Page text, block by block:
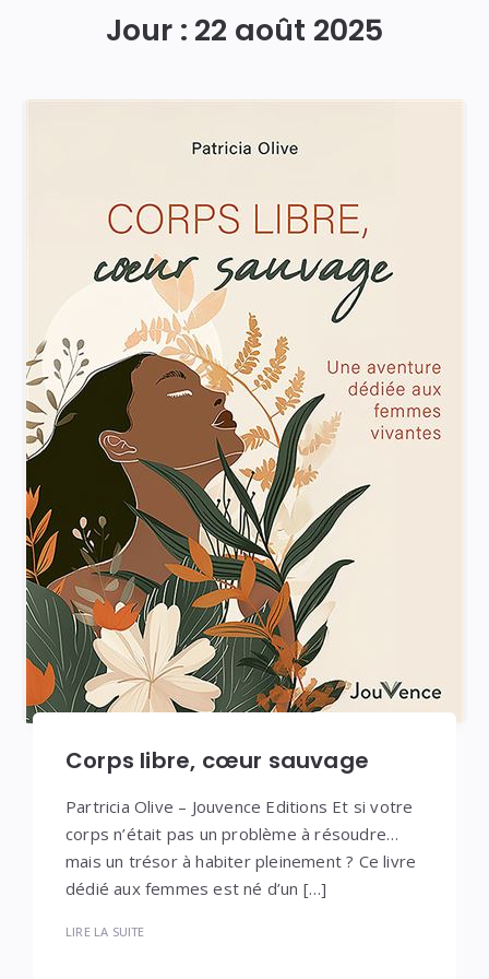
Jour : 22 août 2025
Corps libre, cœur sauvage
Partricia Olive – Jouvence Editions Et si votre
corps n’était pas un problème à résoudre…
mais un trésor à habiter pleinement ? Ce livre
dédié aux femmes est né d’un […]
LIRE LA SUITE